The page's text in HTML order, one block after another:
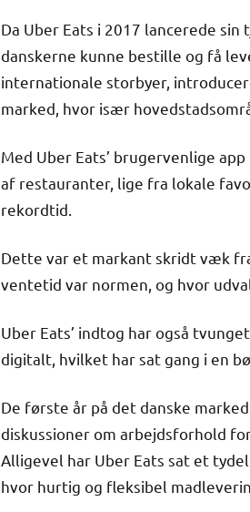
Da Uber Eats i 2017 lancerede
danskerne kunne bestille og få
internationale storbyer,
marked, hvor især
Med Uber Eats’ brugervenlige
af restauranter, lige fra lokale
rekordtid.
Dette var et markant skridt væk
ventetid var normen, og hvor
Uber Eats’ indtog har også
digitalt, hvilket har sat gang i en
De første år på det danske
diskussioner om arbejdsforhold
Alligevel har Uber Eats sat et
hvor hurtig og fleksibel